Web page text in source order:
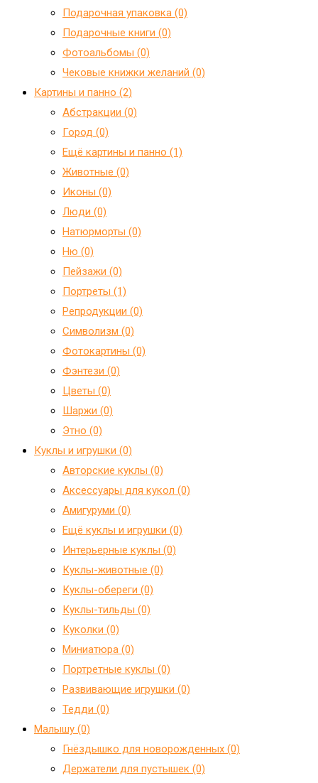
Подарочная упаковка (0)
Подарочные книги (0)
Фотоальбомы (0)
Чековые книжки желаний (0)
Картины и панно (2)
Абстракции (0)
Город (0)
Ещё картины и панно (1)
Животные (0)
Иконы (0)
Люди (0)
Натюрморты (0)
Ню (0)
Пейзажи (0)
Портреты (1)
Репродукции (0)
Символизм (0)
Фотокартины (0)
Фэнтези (0)
Цветы (0)
Шаржи (0)
Этно (0)
Куклы и игрушки (0)
Авторские куклы (0)
Аксессуары для кукол (0)
Амигуруми (0)
Ещё куклы и игрушки (0)
Интерьерные куклы (0)
Куклы-животные (0)
Куклы-обереги (0)
Куклы-тильды (0)
Куколки (0)
Миниатюра (0)
Портретные куклы (0)
Развивающие игрушки (0)
Тедди (0)
Малышу (0)
Гнёздышко для новорожденных (0)
Держатели для пустышек (0)